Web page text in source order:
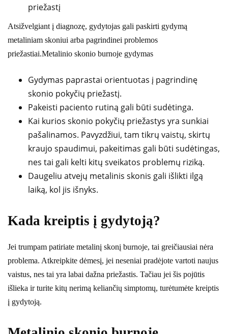
priežastį
Atsižvelgiant į diagnozę, gydytojas gali paskirti gydymą
metaliniam skoniui arba pagrindinei problemos
priežastiai.Metalinio skonio burnoje gydymas
Gydymas paprastai orientuotas į pagrindinę
skonio pokyčių priežastį.
Pakeisti paciento rutiną gali būti sudėtinga.
Kai kurios skonio pokyčių priežastys yra sunkiai
pašalinamos. Pavyzdžiui, tam tikrų vaistų, skirtų
kraujo spaudimui, pakeitimas gali būti sudėtingas,
nes tai gali kelti kitų sveikatos problemų riziką.
Daugeliu atvejų metalinis skonis gali išlikti ilgą
laiką, kol jis išnyks.
Kada kreiptis į gydytoją?
Jei trumpam patiriate metalinį skonį burnoje, tai greičiausiai nėra
problema. Atkreipkite dėmesį, jei neseniai pradėjote vartoti naujus
vaistus, nes tai yra labai dažna priežastis. Tačiau jei šis pojūtis
išlieka ir turite kitų nerimą keliančių simptomų, turėtumėte kreiptis
į gydytoją.